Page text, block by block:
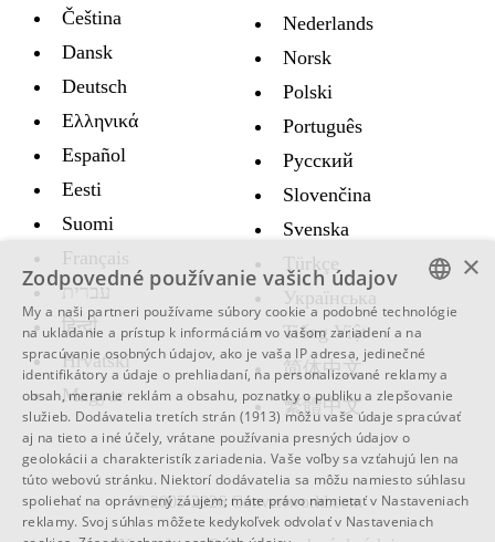
Čeština
Dansk
Deutsch
Ελληνικά
Español
Eesti
Suomi
Français
עברית
हिन्दी
Hrvatski
Magyar
Nederlands
Norsk
Polski
Português
Русский
Slovenčina
Svenska
Türkçe
Украïнська
Tiếng Việt
简体中文
繁體中文
© 2005-2026 Convertworld.com
ENGLISH
SWEDISH
SPANISH
CATALAN
ARABIC
BULGARIAN
×
Zodpovedné používanie vašich údajov
My a naši partneri používame súbory cookie a podobné technológie
na ukladanie a prístup k informáciám vo vašom zariadení a na
spracúvanie osobných údajov, ako je vaša IP adresa, jedinečné
identifikátory a údaje o prehliadaní, na personalizované reklamy a
obsah, meranie reklám a obsahu, poznatky o publiku a zlepšovanie
služieb. Dodávatelia tretích strán (1913) môžu vaše údaje spracúvať
aj na tieto a iné účely, vrátane používania presných údajov o
geolokácii a charakteristík zariadenia. Vaše voľby sa vzťahujú len na
túto webovú stránku. Niektorí dodávatelia sa môžu namiesto súhlasu
spoliehať na oprávnený záujem; máte právo namietať v Nastaveniach
reklamy. Svoj súhlas môžete kedykoľvek odvolať v Nastaveniach